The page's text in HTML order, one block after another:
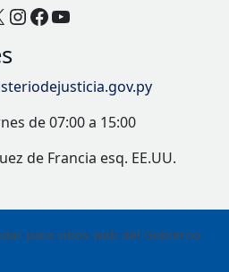
Instagram
Facebook
YouTube
de 07:00 a 15:00
de Francia esq. EE.UU.
para sitios web del Gobierno